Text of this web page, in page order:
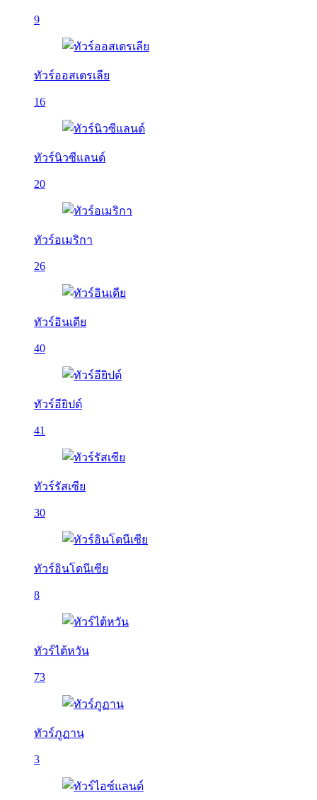
9
ทัวร์ออสเตรเลีย
16
ทัวร์นิวซีแลนด์
20
ทัวร์อเมริกา
26
ทัวร์อินเดีย
40
ทัวร์อียิปต์
41
ทัวร์รัสเซีย
30
ทัวร์อินโดนีเซีย
8
ทัวร์ไต้หวัน
73
ทัวร์ภูฏาน
3